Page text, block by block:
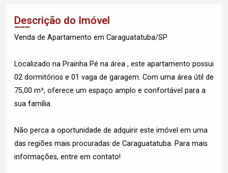
Descrição do Imóvel
Venda de Apartamento em Caraguatatuba/SP
Localizado na Prainha Pé na área , este apartamento possui
02 dormitórios e 01 vaga de garagem. Com uma área útil de
75,00 m², oferece um espaço amplo e confortável para a
sua família.
Não perca a oportunidade de adquirir este imóvel em uma
das regiões mais procuradas de Caraguatatuba. Para mais
informações, entre em contato!